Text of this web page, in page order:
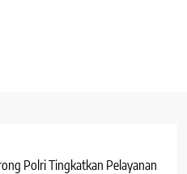
Polri Tingkatkan Pelayanan